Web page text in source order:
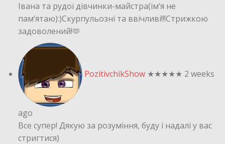
Івана та рудої дівчинки-майстра(ім‘я не
пам‘ятаю):)Скурпульозні та ввічливі!!!Стрижкою
задоволений!🫶
PozitivchikShow ★★★★★ 2 weeks
ago
Все супер! Дякую за розуміння, буду і надалі у вас
стригтися)